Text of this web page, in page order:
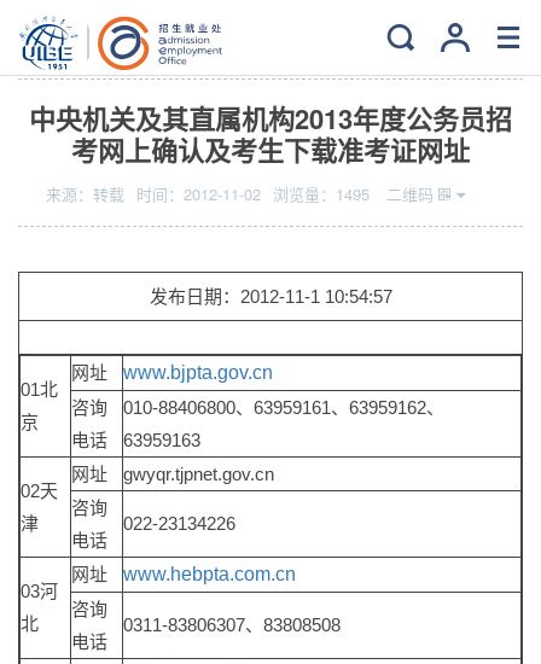
当前位置： 主页 >就业>
中央机关及其直属机构2013年度公务员招
考网上确认及考生下载准考证网址
来源： 转载 时间： 2012-11-02 浏览量： 1495 二维码
发布日期：2012-11-1 10:54:57
01北
京
网址
www.bjpta.gov.cn
咨询
电话
010-88406800、63959161、63959162、
63959163
02天
津
网址
gwyqr.tjpnet.gov.cn
咨询
电话
022-23134226
03河
北
网址
www.hebpta.com.cn
咨询
电话
0311-83806307、83808508